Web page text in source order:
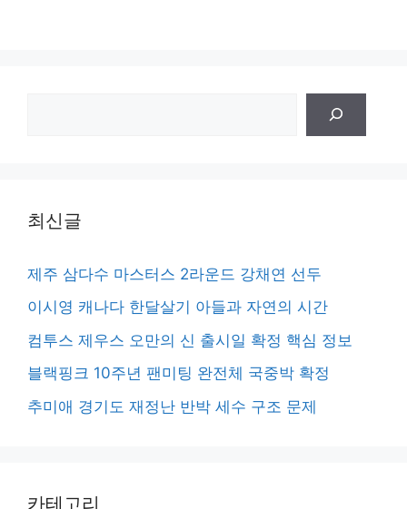
최신글
제주 삼다수 마스터스 2라운드 강채연 선두
이시영 캐나다 한달살기 아들과 자연의 시간
컴투스 제우스 오만의 신 출시일 확정 핵심 정보
블랙핑크 10주년 팬미팅 완전체 국중박 확정
추미애 경기도 재정난 반박 세수 구조 문제
카테고리